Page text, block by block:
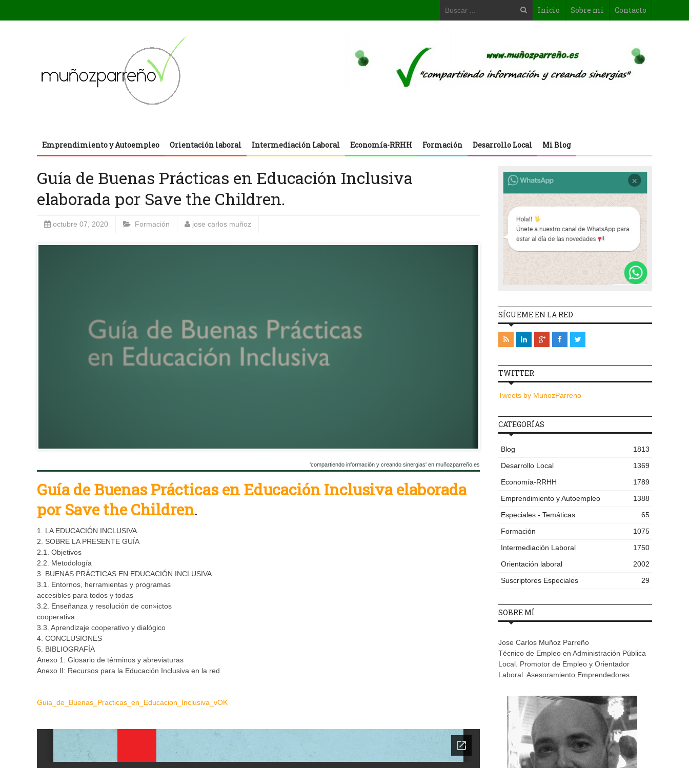
Inicio Sobre mi Contacto
Emprendimiento y Autoempleo Orientación laboral Intermediación Laboral Economía-RRHH Formación Desarrollo Local Mi Blog
Guía de Buenas Prácticas en Educación Inclusiva
elaborada por Save the Children.
octubre 07, 2020 Formación jose carlos muñoz
'compartiendo información y creando sinergias' en muñozparreño.es
Guía de Buenas Prácticas en Educación Inclusiva elaborada
por Save the Children.
1. LA EDUCACIÓN INCLUSIVA
2. SOBRE LA PRESENTE GUÍA
2.1. Objetivos
2.2. Metodología
3. BUENAS PRÁCTICAS EN EDUCACIÓN INCLUSIVA
3.1. Entornos, herramientas y programas
accesibles para todos y todas
3.2. Enseñanza y resolución de con»ictos
cooperativa
3.3. Aprendizaje cooperativo y dialógico
4. CONCLUSIONES
5. BIBLIOGRAFÍA
Anexo 1: Glosario de términos y abreviaturas
Anexo II: Recursos para la Educación Inclusiva en la red
Guia_de_Buenas_Practicas_en_Educacion_Inclusiva_vOK
SÍGUEME EN LA RED
TWITTER
Tweets by MunozParreno
CATEGORÍAS
Blog
1813
Desarrollo Local
1369
Economía-RRHH
1789
Emprendimiento y Autoempleo
1388
Especiales - Temáticas
65
Formación
1075
Intermediación Laboral
1750
Orientación laboral
2002
Suscriptores Especiales
29
SOBRE MÍ
Jose Carlos Muñoz Parreño
Técnico de Empleo en Administración Pública
Local. Promotor de Empleo y Orientador
Laboral. Asesoramiento Emprendedores